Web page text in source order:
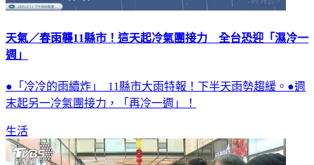
天氣／春雨襲11縣市！這天起冷氣團接力 全台恐迎「濕冷一
週」
●「冷冷的雨續炸」 11縣市大雨特報！下半天雨勢趨緩。●週
末起另一冷氣團接力，「再冷一週」！
生活